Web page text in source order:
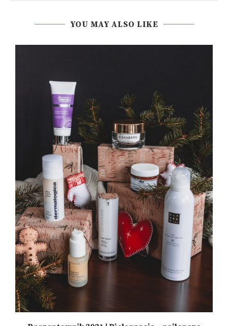
YOU MAY ALSO LIKE